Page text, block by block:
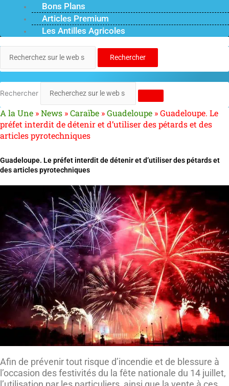
Bons Plans
Articles Premium
Les Antilles Agricoles
Rechercher
Rechercher
A la Une »News »Caraïbe »Guadeloupe »Guadeloupe. Le
préfet interdit de détenir et d’utiliser des pétards et des
articles pyrotechniques
Guadeloupe. Le préfet interdit de détenir et d’utiliser des pétards et
des articles pyrotechniques
Afin de prévenir tout risque d’incendie et de blessure à
l’occasion des festivités du la fête nationale du 14 juillet,